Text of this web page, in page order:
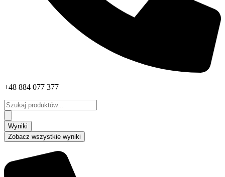
+48 884 077 377
Search
...
Wyniki
Zobacz wszystkie wyniki